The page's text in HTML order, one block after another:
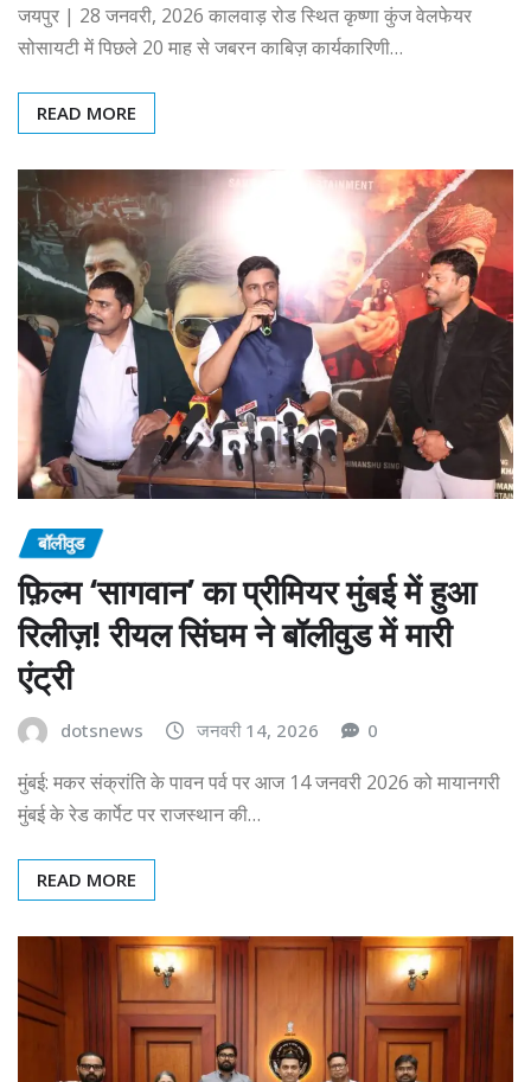
जयपुर | 28 जनवरी, 2026 कालवाड़ रोड स्थित कृष्णा कुंज वेलफेयर
सोसायटी में पिछले 20 माह से जबरन काबिज़ कार्यकारिणी…
READ MORE
बॉलीवुड
फ़िल्म ‘सागवान’ का प्रीमियर मुंबई में हुआ
रिलीज़! रीयल सिंघम ने बॉलीवुड में मारी
एंट्री
dotsnews जनवरी 14, 2026 0
मुंबई: मकर संक्रांति के पावन पर्व पर आज 14 जनवरी 2026 को मायानगरी
मुंबई के रेड कार्पेट पर राजस्थान की…
READ MORE